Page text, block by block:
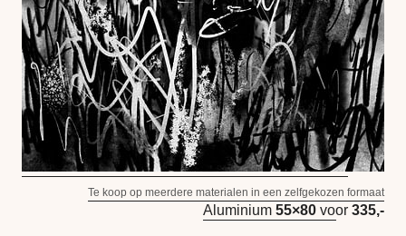
Te koop op meerdere materialen in een zelfgekozen formaat
Aluminium 55×80 voor 335,-